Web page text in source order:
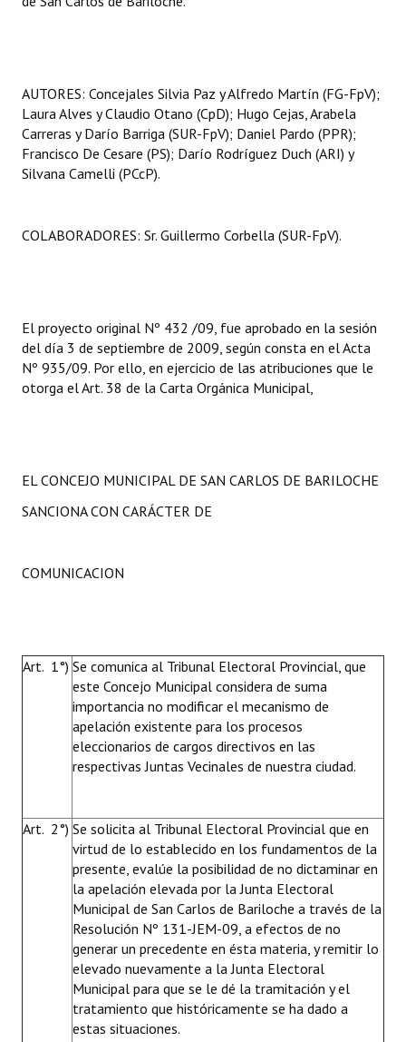
AUTORES: Concejales Silvia Paz y Alfredo Martín (FG-FpV);
Laura Alves y Claudio Otano (CpD); Hugo Cejas, Arabela
Carreras y Darío Barriga (SUR-FpV); Daniel Pardo (PPR);
Francisco De Cesare (PS); Darío Rodríguez Duch (ARI) y
Silvana Camelli (PCcP).
COLABORADORES: Sr. Guillermo Corbella (SUR-FpV).
El proyecto original Nº 432 /09, fue aprobado en la sesión
del día 3 de septiembre de 2009, según consta en el Acta
Nº 935/09. Por ello, en ejercicio de las atribuciones que le
otorga el Art. 38 de la Carta Orgánica Municipal,
EL CONCEJO MUNICIPAL DE SAN CARLOS DE BARILOCHE
SANCIONA CON CARÁCTER DE
COMUNICACION
Art. 1°) Se comunica al Tribunal Electoral Provincial, que
este Concejo Municipal considera de suma
importancia no modificar el mecanismo de
apelación existente para los procesos
eleccionarios de cargos directivos en las
respectivas Juntas Vecinales de nuestra ciudad.
Art. 2°) Se solicita al Tribunal Electoral Provincial que en
virtud de lo establecido en los fundamentos de la
presente, evalúe la posibilidad de no dictaminar en
la apelación elevada por la Junta Electoral
Municipal de San Carlos de Bariloche a través de la
Resolución Nº 131-JEM-09, a efectos de no
generar un precedente en ésta materia, y remitir lo
elevado nuevamente a la Junta Electoral
Municipal para que se le dé la tramitación y el
tratamiento que históricamente se ha dado a
estas situaciones.